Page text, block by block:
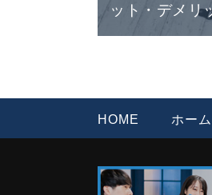
ット・デメリ
HOME ホーム